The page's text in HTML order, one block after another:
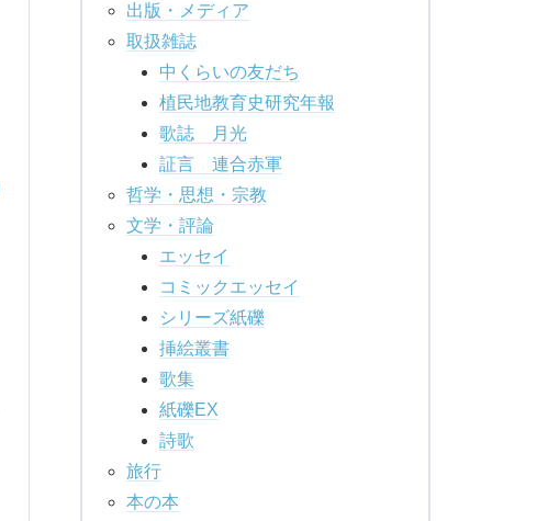
出版・メディア
取扱雑誌
中くらいの友だち
植民地教育史研究年報
歌誌 月光
証言 連合赤軍
哲学・思想・宗教
文学・評論
エッセイ
コミックエッセイ
シリーズ紙礫
挿絵叢書
歌集
紙礫EX
詩歌
旅行
本の本